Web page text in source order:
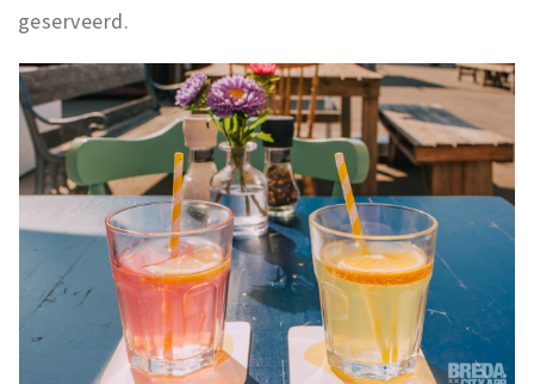
geserveerd.